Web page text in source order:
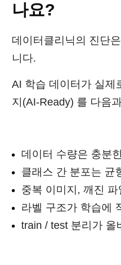
나요?
데이터클리닉의 진단
니다.
AI 학습 데이터가 실제
지(AI-Ready) 를 다음
데이터 수량은 충분
클래스 간 분포는 균
중복 이미지, 깨진
라벨 구조가 학습에
train / test 분리가 올